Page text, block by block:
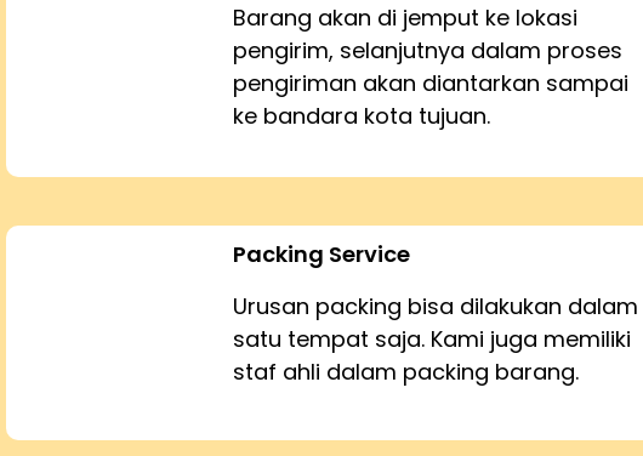
Barang akan di jemput ke lokasi
pengirim, selanjutnya dalam proses
pengiriman akan diantarkan sampai
ke bandara kota tujuan.
Packing Service
Urusan packing bisa dilakukan dalam
satu tempat saja. Kami juga memiliki
staf ahli dalam packing barang.